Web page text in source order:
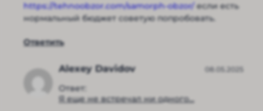
https://tehnoobzor.com/samorph-obzor/ если есть
нормальный бюджет советую попробовать.
Ответить
Alexey Davidov
Ответ:
Я еще не встречал ни одного...
08.05.2025